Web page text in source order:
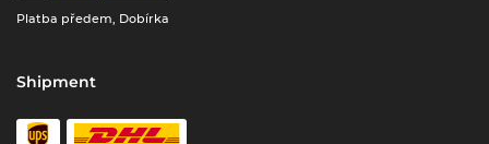
Platba předem, Dobírka
Shipment